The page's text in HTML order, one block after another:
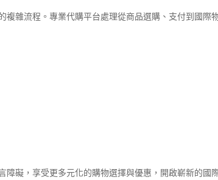
複雜流程。專業代購平台處理從商品選購、支付到國際
障礙，享受更多元化的購物選擇與優惠，開啟嶄新的國